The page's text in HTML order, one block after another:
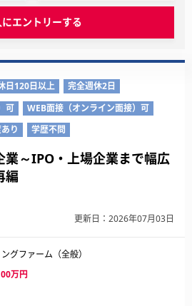
エントリーする
日120日以上
完全週休2日
可
WEB面接（オンライン面接）可
り 学歴不問
業～IPO・上場企業まで幅広
編
更新日：2026年07月03日
グファーム（全般）
万円